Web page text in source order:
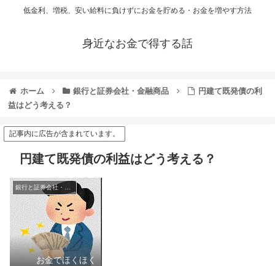
低金利、増税、安い給料に負けずにお金を貯める・お金を増やす方法
身近なお金で得する話
ホーム 銀行と証券会社・金融商品
円建て既発債の利
益はどう考える？
記事内に広告が含まれています。
円建て既発債の利益はどう考える？
お金でほくほく